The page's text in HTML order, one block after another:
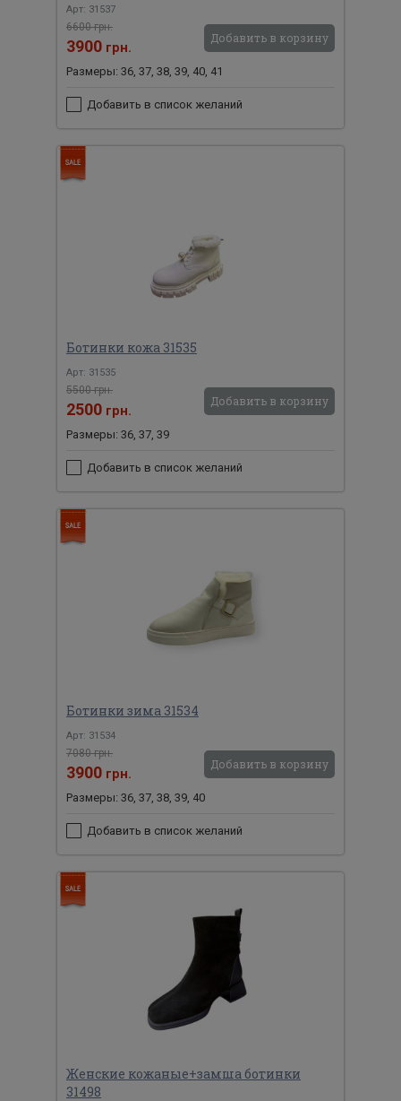
Арт: 31537
6600 грн.
3900 грн.
Добавить в корзину
Размеры: 36, 37, 38, 39, 40, 41
Добавить в список желаний
Ботинки кожа 31535
Арт: 31535
5500 грн.
2500 грн.
Добавить в корзину
Размеры: 36, 37, 39
Добавить в список желаний
Ботинки зима 31534
Арт: 31534
7080 грн.
3900 грн.
Добавить в корзину
Размеры: 36, 37, 38, 39, 40
Добавить в список желаний
Женские кожаные+замша ботинки
31498